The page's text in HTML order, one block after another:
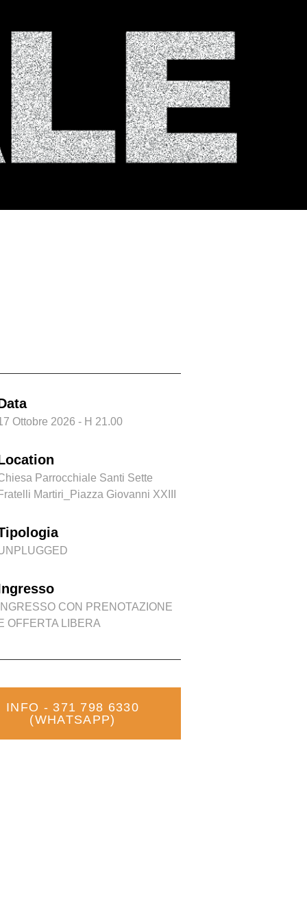
Ottobre 2026 - H 21.00
Parrocchiale Santi Sette
Fratelli Martiri_Piazza Giovanni XXIII
CON PRENOTAZIONE
E OFFERTA LIBERA
INFO - 371 798 6330
(WHATSAPP)